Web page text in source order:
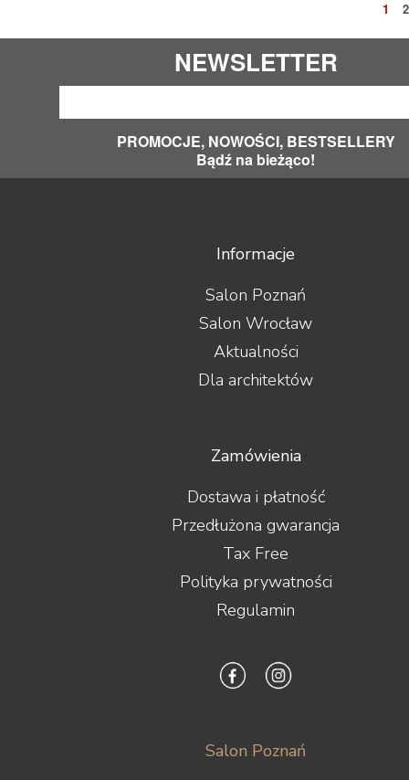
1 2
NEWSLETTER
PROMOCJE, NOWOŚCI, BESTSELLERY
Bądź na bieżąco!
Informacje
Salon Poznań
Salon Wrocław
Aktualności
Dla architektów
Zamówienia
Dostawa i płatność
Przedłużona gwarancja
Tax Free
Polityka prywatności
Regulamin
Salon Poznań